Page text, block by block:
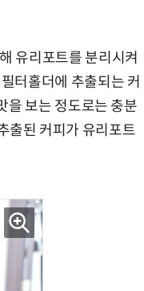
유리포트를 분리시켜
터홀더에 추출되는 커
을 보는 정도로는 충분
출된 커피가 유리포트